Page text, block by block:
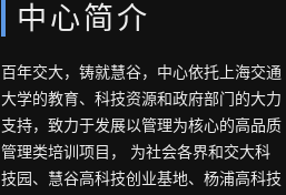
中心简介
百年交大，铸就慧谷，中心依托上海交通
大学的教育、科技资源和政府部门的大力
支持，致力于发展以管理为核心的高品质
管理类培训项目， 为社会各界和交大科
技园、慧谷高科技创业基地、杨浦高科技